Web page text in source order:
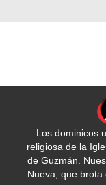
Los dominicos
religiosa de la
de Guzmán.
Nueva, que